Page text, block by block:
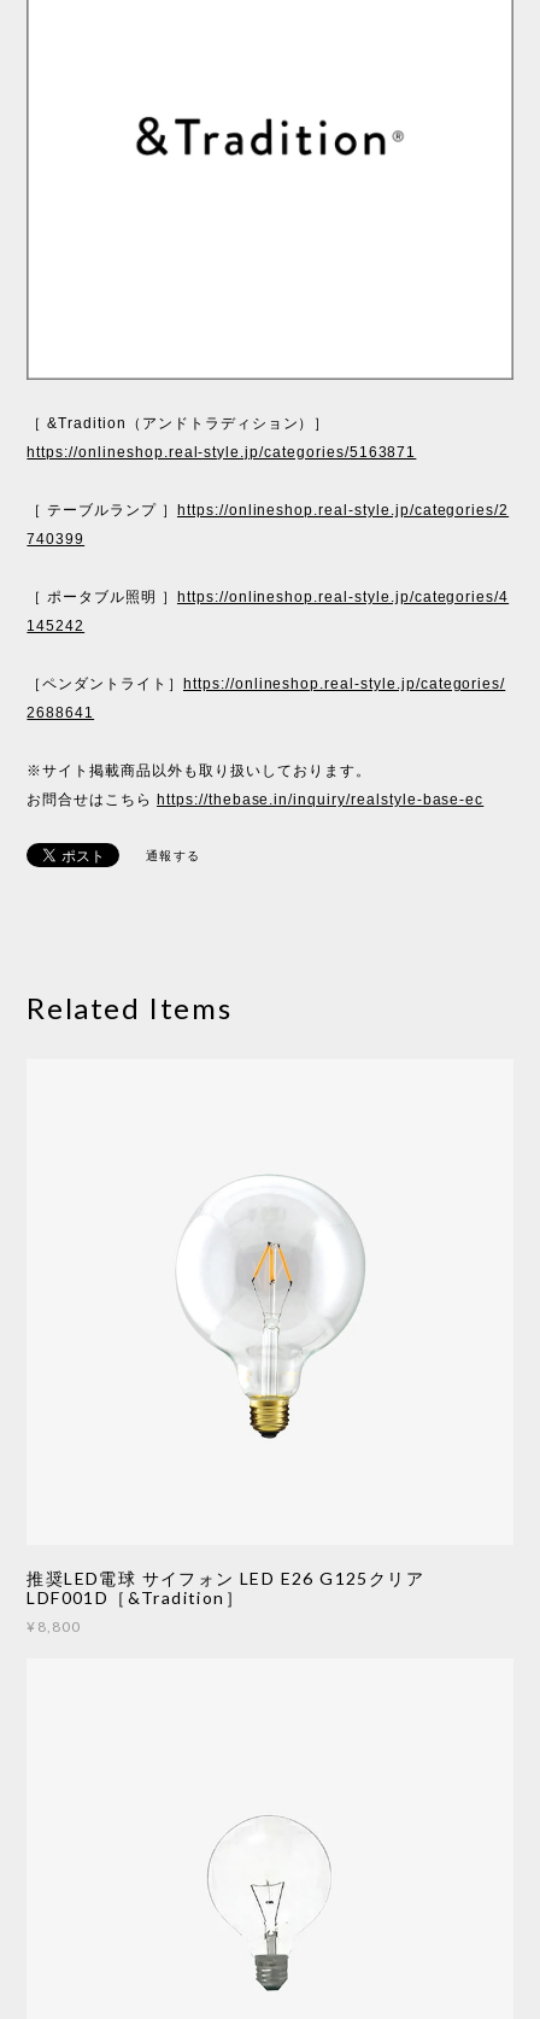
［ &Tradition（アンドトラディション）］
https://onlineshop.real-style.jp/categories/5163871
［ テーブルランプ ］ https://onlineshop.real-style.jp/categories/2
740399
［ ポータブル照明 ］ https://onlineshop.real-style.jp/categories/4
145242
［ペンダントライト］ https://onlineshop.real-style.jp/categories/
2688641
※サイト掲載商品以外も取り扱いしております。
お問合せはこちらhttps://thebase.in/inquiry/realstyle-base-ec
通報する
Related Items
推奨LED電球 サイフォン LED E26 G125クリア
LDF001D［&Tradition］
¥8,800